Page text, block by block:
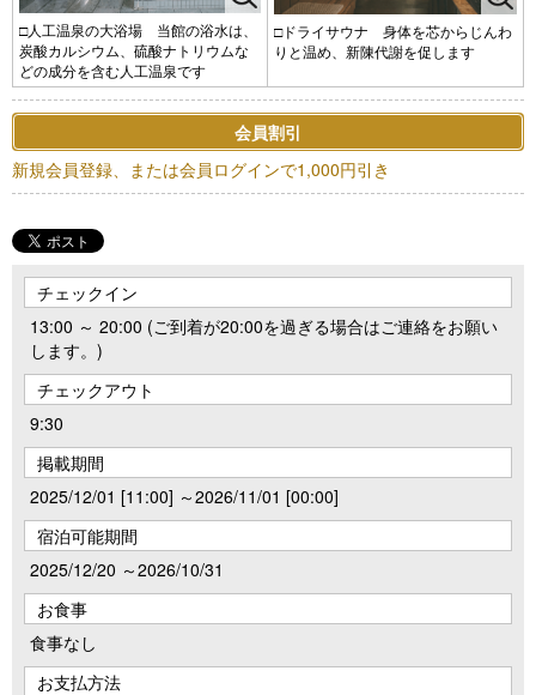
□人工温泉の大浴場 当館の浴水は、
炭酸カルシウム、硫酸ナトリウムな
どの成分を含む人工温泉です
□ドライサウナ 身体を芯からじんわ
りと温め、新陳代謝を促します
会員割引
新規会員登録、または会員ログインで1,000円引き
チェックイン
13:00 ～ 20:00 (ご到着が20:00を過ぎる場合はご連絡をお願い
します。)
チェックアウト
9:30
掲載期間
2025/12/01 [11:00] ～2026/11/01 [00:00]
宿泊可能期間
2025/12/20 ～2026/10/31
お食事
食事なし
お支払方法